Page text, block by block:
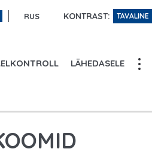
RUS KONTRAST: TAVALINE
LÄHEDASELE